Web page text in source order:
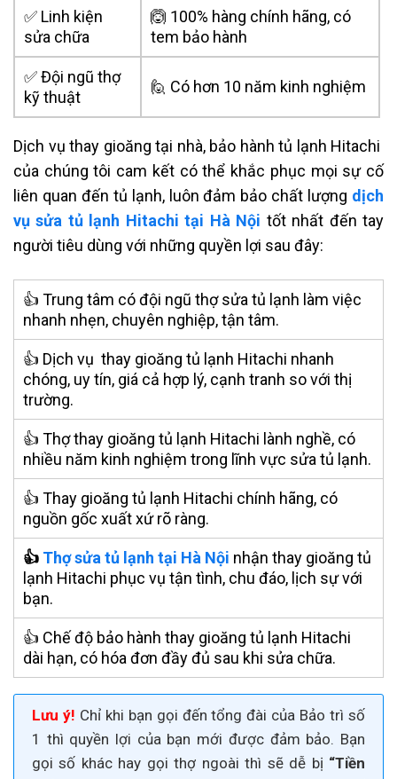
✅ Linh kiện
sửa chữa
🙆 100% hàng chính hãng, có
tem bảo hành
✅ Đội ngũ thợ
kỹ thuật
🙋 Có hơn 10 năm kinh nghiệm
Dịch vụ thay gioăng tại nhà, bảo hành tủ lạnh Hitachi
của chúng tôi cam kết có thể khắc phục mọi sự cố
liên quan đến tủ lạnh, luôn đảm bảo chất lượng dịch
vụ sửa tủ lạnh Hitachi tại Hà Nội tốt nhất đến tay
người tiêu dùng với những quyền lợi sau đây:
👍 Trung tâm có đội ngũ thợ sửa tủ lạnh làm việc
nhanh nhẹn, chuyên nghiệp, tận tâm.
👍 Dịch vụ thay gioăng tủ lạnh Hitachi nhanh
chóng, uy tín, giá cả hợp lý, cạnh tranh so với thị
trường.
👍 Thợ thay gioăng tủ lạnh Hitachi lành nghề, có
nhiều năm kinh nghiệm trong lĩnh vực sửa tủ lạnh.
👍 Thay gioăng tủ lạnh Hitachi chính hãng, có
nguồn gốc xuất xứ rõ ràng.
👍 Thợ sửa tủ lạnh tại Hà Nội nhận thay gioăng tủ
lạnh Hitachi phục vụ tận tình, chu đáo, lịch sự với
bạn.
👍 Chế độ bảo hành thay gioăng tủ lạnh Hitachi
dài hạn, có hóa đơn đầy đủ sau khi sửa chữa.
Lưu ý! Chỉ khi bạn gọi đến tổng đài của Bảo trì số
1 thì quyền lợi của bạn mới được đảm bảo. Bạn
gọi số khác hay gọi thợ ngoài thì sẽ dễ bị “Tiền